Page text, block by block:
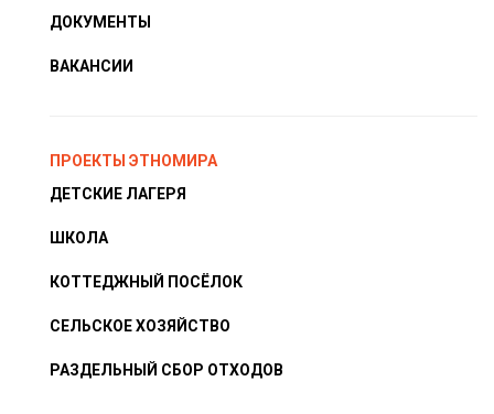
ДОКУМЕНТЫ
ВАКАНСИИ
ПРОЕКТЫ ЭТНОМИРА
ДЕТСКИЕ ЛАГЕРЯ
ШКОЛА
КОТТЕДЖНЫЙ ПОСЁЛОК
СЕЛЬСКОЕ ХОЗЯЙСТВО
РАЗДЕЛЬНЫЙ СБОР ОТХОДОВ